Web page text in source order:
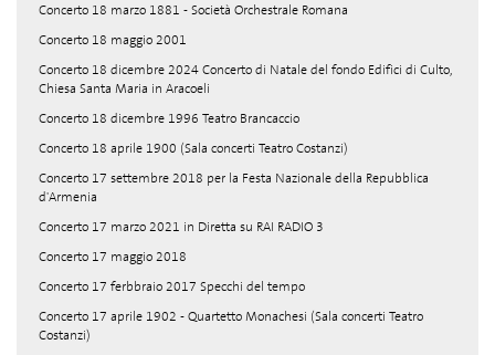
Concerto 18 marzo 1881 - Società Orchestrale Romana
Concerto 18 maggio 2001
Concerto 18 dicembre 2024 Concerto di Natale del fondo Edifici di Culto,
Chiesa Santa Maria in Aracoeli
Concerto 18 dicembre 1996 Teatro Brancaccio
Concerto 18 aprile 1900 (Sala concerti Teatro Costanzi)
Concerto 17 settembre 2018 per la Festa Nazionale della Repubblica
d'Armenia
Concerto 17 marzo 2021 in Diretta su RAI RADIO 3
Concerto 17 maggio 2018
Concerto 17 ferbbraio 2017 Specchi del tempo
Concerto 17 aprile 1902 - Quartetto Monachesi (Sala concerti Teatro
Costanzi)